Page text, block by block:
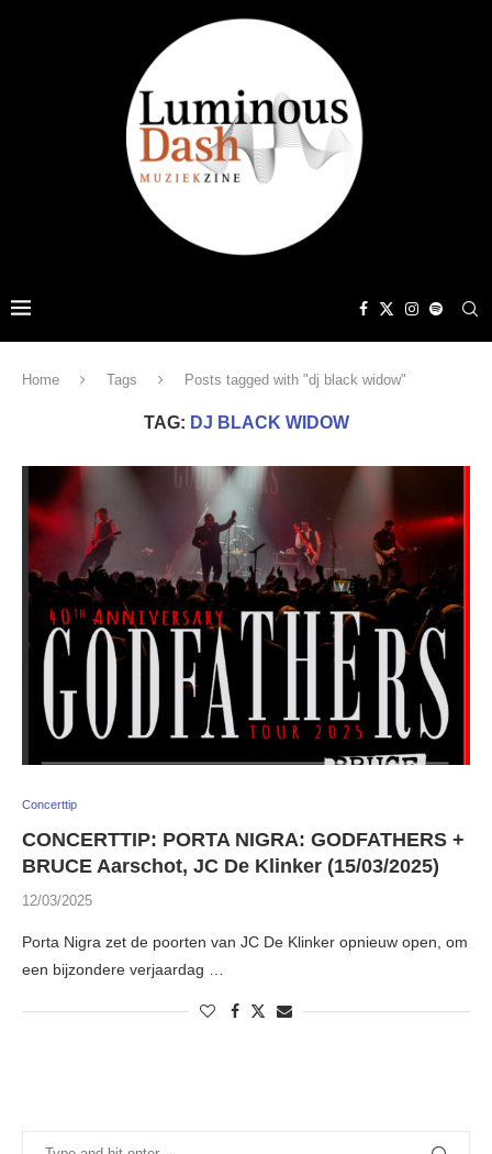
Home Tags Posts tagged with "dj black widow"
TAG: DJ BLACK WIDOW
Concerttip
CONCERTTIP: PORTA NIGRA: GODFATHERS +
BRUCE Aarschot, JC De Klinker (15/03/2025)
12/03/2025
Porta Nigra zet de poorten van JC De Klinker opnieuw open, om
een bijzondere verjaardag …